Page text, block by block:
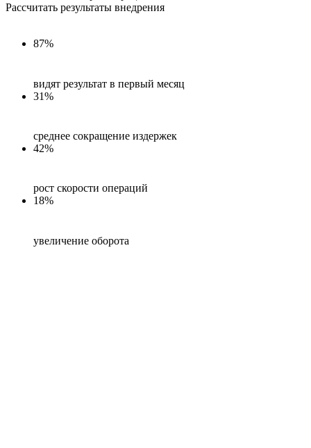
Рассчитать результаты внедрения
87%
видят результат в первый месяц
31%
среднее сокращение издержек
42%
рост скорости операций
18%
увеличение оборота